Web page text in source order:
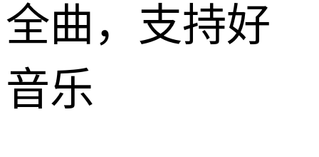
全曲，支持好
音乐